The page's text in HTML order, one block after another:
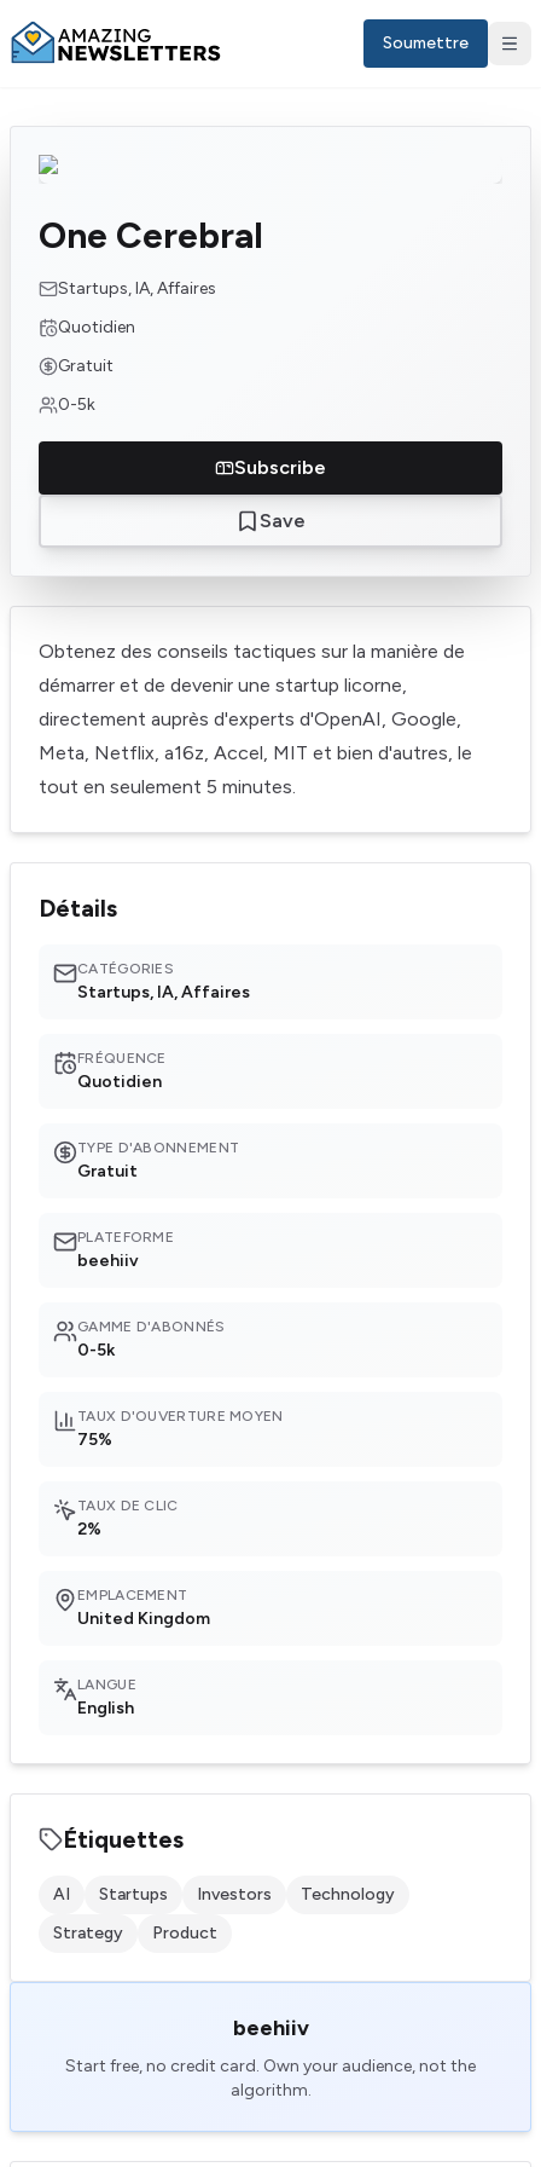
Soumettre
FR
One Cerebral
Startups, IA, Affaires
Quotidien
Gratuit
0-5k
Subscribe
Save
Obtenez des conseils tactiques sur la manière de
démarrer et de devenir une startup licorne,
directement auprès d'experts d'OpenAI, Google,
Meta, Netflix, a16z, Accel, MIT et bien d'autres, le
tout en seulement 5 minutes.
Détails
CATÉGORIES
Startups, IA, Affaires
FRÉQUENCE
Quotidien
TYPE D'ABONNEMENT
Gratuit
PLATEFORME
beehiiv
GAMME D'ABONNÉS
0-5k
TAUX D'OUVERTURE MOYEN
75%
TAUX DE CLIC
2%
EMPLACEMENT
United Kingdom
LANGUE
English
Étiquettes
AI Startups Investors
Technology
Strategy
Product
beehiiv
Start free, no credit card. Own your audience, not the
algorithm.